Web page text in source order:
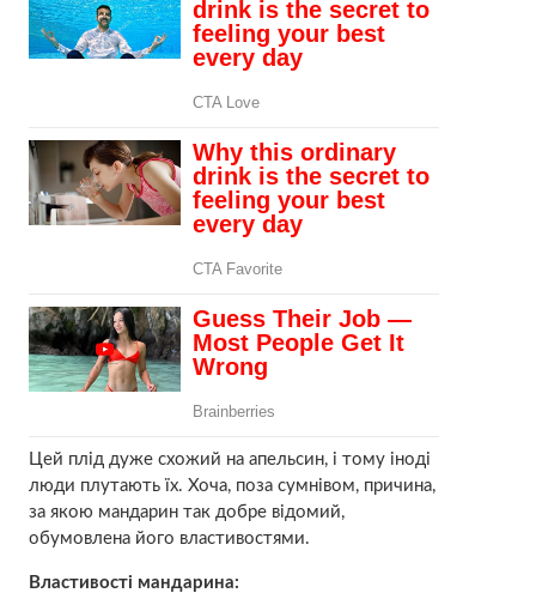
Цей плід дуже схожий на апельсин, і тому іноді
люди плутають їх. Хоча, поза сумнівом, причина,
за якою мандарин так добре відомий,
обумовлена його властивостями.
Властивості мандарина: